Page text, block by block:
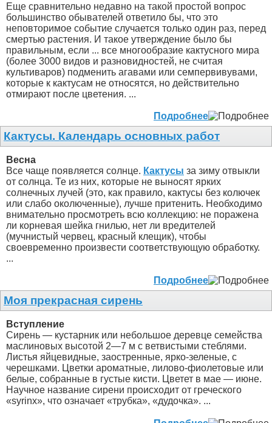
Еще сравнительно недавно на такой простой вопрос
большинство обывателей ответило бы, что это
неповторимое событие случается только один раз, перед
смертью растения. И такое утверждение было бы
правильным, если ... все многообразие кактусного мира
(более 3000 видов и разновидностей, не считая
культиваров) подменить агавами или семпервивувами,
которые к кактусам не относятся, но действительно
отмирают после цветения. ...
Подробнее
Кактусы. Календарь основных работ
Весна
Все чаще появляется солнце. Кактусы за зиму отвыкли
от солнца. Те из них, которые не выносят ярких
солнечных лучей (это, как правило, кактусы без колючек
или слабо околюченные), лучше притенить. Необходимо
внимательно просмотреть всю коллекцию: не поражена
ли корневая шейка гнилью, нет ли вредителей
(мучнистый червец, красный клещик), чтобы
своевременно произвести соответствующую обработку.
...
Подробнее
Моя прекрасная сирень
Вступление
Сирень — кустарник или небольшое деревце семейства
маслиновых высотой 2—7 м с ветвистыми стеблями.
Листья яйцевидные, заостренные, ярко-зеленые, с
черешками. Цветки ароматные, лилово-фиолетовые или
белые, собранные в густые кисти. Цветет в мае — июне.
Научное название сирени происходит от греческого
«syrinx», что означает «трубка», «дудочка». ...